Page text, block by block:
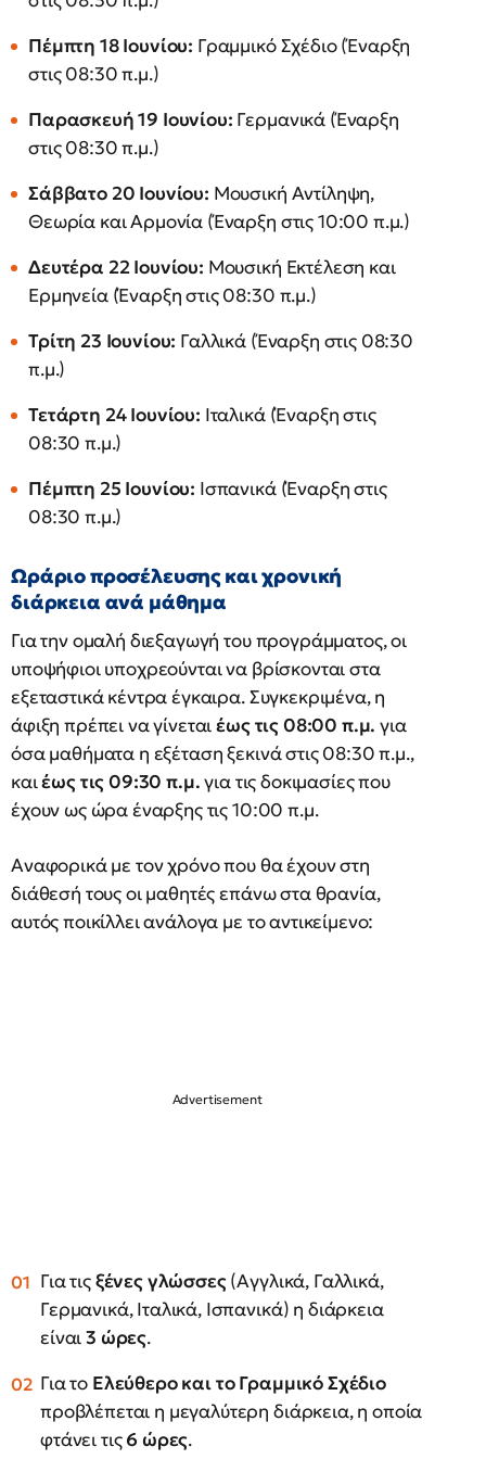
Πέμπτη 18 Ιουνίου: Γραμμικό Σχέδιο (Έναρξη
στις 08:30 π.μ.)
Παρασκευή 19 Ιουνίου: Γερμανικά (Έναρξη
στις 08:30 π.μ.)
Σάββατο 20 Ιουνίου: Μουσική Αντίληψη,
Θεωρία και Αρμονία (Έναρξη στις 10:00 π.μ.)
Δευτέρα 22 Ιουνίου: Μουσική Εκτέλεση και
Ερμηνεία (Έναρξη στις 08:30 π.μ.)
Τρίτη 23 Ιουνίου: Γαλλικά (Έναρξη στις 08:30
π.μ.)
Τετάρτη 24 Ιουνίου: Ιταλικά (Έναρξη στις
08:30 π.μ.)
Πέμπτη 25 Ιουνίου: Ισπανικά (Έναρξη στις
08:30 π.μ.)
Ωράριο προσέλευσης και χρονική
διάρκεια ανά μάθημα
Για την ομαλή διεξαγωγή του προγράμματος, οι
υποψήφιοι υποχρεούνται να βρίσκονται στα
εξεταστικά κέντρα έγκαιρα. Συγκεκριμένα, η
άφιξη πρέπει να γίνεταιέως τις 08:00 π.μ. για
όσα μαθήματα η εξέταση ξεκινά στις 08:30 π.μ.,
καιέως τις 09:30 π.μ.για τις δοκιμασίες που
έχουν ως ώρα έναρξης τις 10:00 π.μ.
Αναφορικά με τον χρόνο που θα έχουν στη
διάθεσή τους οι μαθητές επάνω στα θρανία,
αυτός ποικίλλει ανάλογα με το αντικείμενο:
Για τιςξένες γλώσσες(Αγγλικά, Γαλλικά,
Γερμανικά, Ιταλικά, Ισπανικά) η διάρκεια
είναι3 ώρες.
Για το Ελεύθερο και το Γραμμικό Σχέδιο
προβλέπεται η μεγαλύτερη διάρκεια, η οποία
φτάνει τις6 ώρες.